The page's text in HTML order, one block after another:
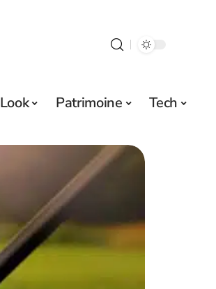
Look Patrimoine Tech